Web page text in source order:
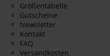
Größentabelle
Gutscheine
Newsletter
Kontakt
FAQ
Versandkosten